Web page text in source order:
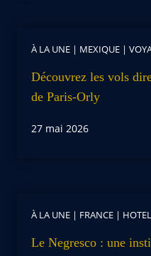
À LA UNE | MEXIQUE |
Découvrez les vols
de Paris-Orly
27 mai 2026
À LA UNE | FRANCE |
Le Negresco : une